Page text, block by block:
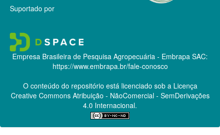
Suportado por
Empresa Brasileira de Pesquisa Agropecuária - Embrapa SAC:
https://www.embrapa.br/fale-conosco
O conteúdo do repositório está licenciado sob a Licença
Creative CommonsAtribuição - NãoComercial - SemDerivações
4.0 Internacional.